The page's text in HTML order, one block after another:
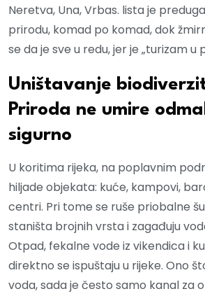
Neretva, Una, Vrbas. lista je
prirodu, komad po komad, dok
se da je sve u redu, jer je „turizam u
Uništavanje
Priroda ne umire
sigurno
U koritima rijeka, na poplavnim
hiljade objekata: kuće, kampovi,
centri. Pri tome se ruše priobalne
staništa brojnih vrsta i zagađuju
Otpad, fekalne vode iz vikendica i
direktno se ispuštaju u rijeke. Ono
voda, sada je često samo kanal za